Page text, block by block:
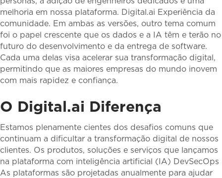
melhoria em nossa plataforma. Digital.ai Experiência da
comunidade. Em ambas as versões, outro tema comum
foi o papel crescente que os dados e a IA têm e terão no
futuro do desenvolvimento e da entrega de software.
Cada uma delas visa acelerar sua transformação digital,
permitindo que as maiores empresas do mundo inovem
com mais rapidez e confiança.
O Digital.ai Diferença
Estamos plenamente cientes dos desafios comuns que
continuam a dificultar a transformação digital de nossos
clientes. Os produtos, soluções e serviços que lançamos
na plataforma com inteligência artificial (IA) DevSecOps
As plataformas são projetadas anualmente para ajudar